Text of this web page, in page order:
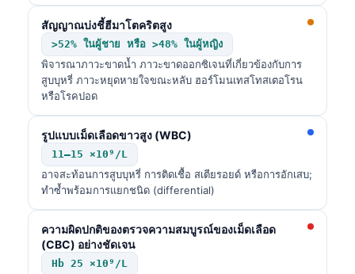
สัญญาณบ่งชี้ฮีมาโตคริตสูง
>52% ในผู้ชาย หรือ >48% ในผู้หญิง
พิจารณาภาวะขาดน้ำ ภาวะขาดออกซิเจนที่เกี่ยวข้องกับการ
สูบบุหรี่ ภาวะหยุดหายใจขณะหลับ ฮอร์โมนเทสโทสเตอโรน
หรือโรคปอด
รูปแบบเม็ดเลือดขาวสูง (WBC)
11–15 ×10⁹/L
อาจสะท้อนการสูบบุหรี่ การติดเชื้อ สเตียรอยด์ หรือการอักเสบ;
ทำซ้ำพร้อมการแยกชนิด (differential)
ความผิดปกติของตรวจความสมบูรณ์ของเม็ดเลือด
(CBC) อย่างชัดเจน
Hb 25 ×10⁹/L